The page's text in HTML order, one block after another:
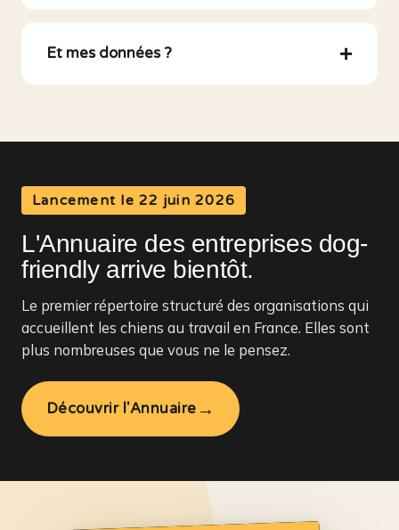
Et mes données ?
Lancement le 22 juin 2026
L'Annuaire des entreprises dog-
friendly arrive bientôt.
Le premier répertoire structuré des organisations qui
accueillent les chiens au travail en France. Elles sont
plus nombreuses que vous ne le pensez.
Découvrir l'Annuaire →